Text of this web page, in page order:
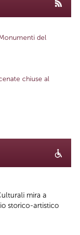
del
chiuse al
mira a
storico-artistico